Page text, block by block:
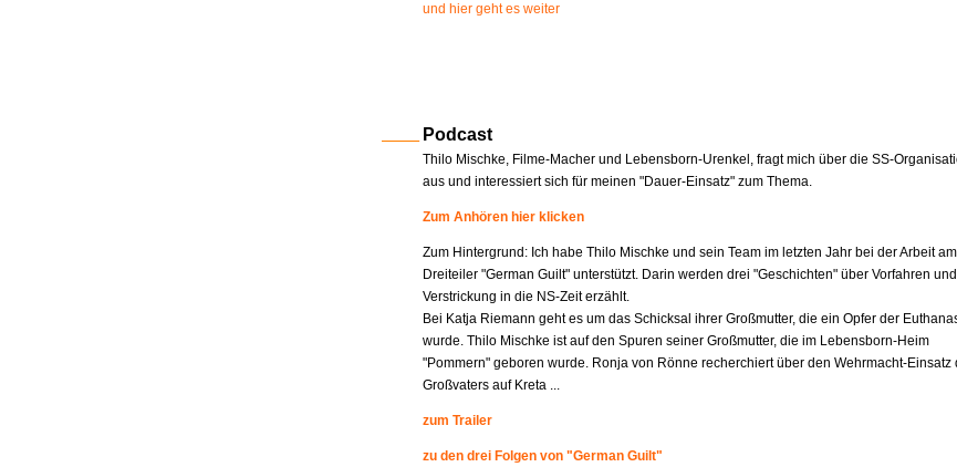
und hier geht es weiter
Podcast
Thilo Mischke, Filme-Macher und Lebensborn-Urenkel, fragt mich über die SS-
aus und interessiert sich für meinen "Dauer-Einsatz" zum Thema.
Zum Anhören hier klicken
Zum Hintergrund: Ich habe Thilo Mischke und sein Team im letzten Jahr bei der Arbeit
Dreiteiler "German Guilt" unterstützt. Darin werden drei "Geschichten" über Vorfahren
Verstrickung in die NS-Zeit erzählt.
Bei Katja Riemann geht es um das Schicksal ihrer Großmutter, die ein Opfer der
wurde. Thilo Mischke ist auf den Spuren seiner Großmutter, die im Lebensborn-Heim
"Pommern" geboren wurde. Ronja von Rönne recherchiert über den Wehrmacht-Einsatz
Großvaters auf Kreta ...
zum Trailer
zu den drei Folgen von "German Guilt"